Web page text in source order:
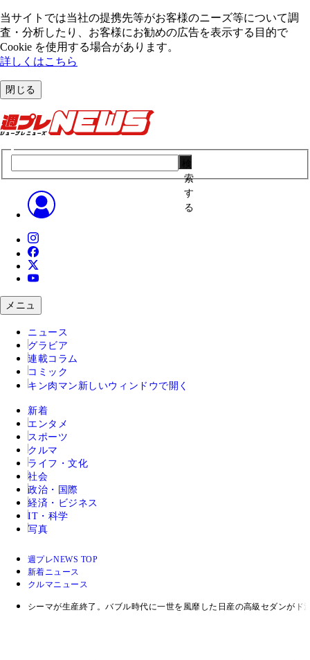
当サイトでは当社の提携先等がお客様のニーズ等について調
査・分析したり、お客様にお勧めの広告を表⽰する⽬的で
Cookie を使⽤する場合があります。
詳しくはこちら
閉じる
索
す
る
メニュ
ニュース
グラビア
連載コラム
コミック
キン肉マン 新しいウィンドウで開く
新着
エンタメ
スポーツ
クルマ
ライフ・文化
社会
政治・国際
経済・ビジネス
IT・科学
写真
週プレNEWS TOP
新着ニュース
クルマニュース
シーマが生産終了。バブル時代に一世を風靡した日産の高級セダンがド